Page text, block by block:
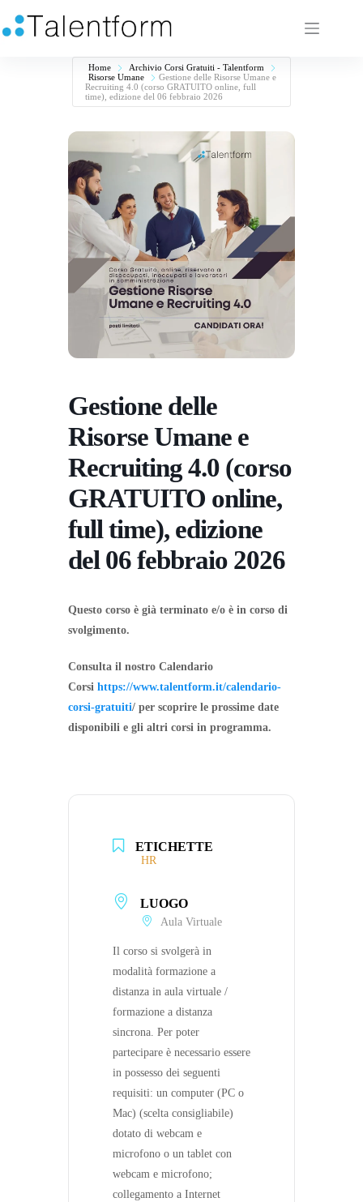
Home
Archivio Corsi Gratuiti - Talentform
Risorse Umane
Gestione delle Risorse Umane e
Recruiting 4.0 (corso GRATUITO online, full
time), edizione del 06 febbraio 2026
Gestione delle
Risorse Umane e
Recruiting 4.0 (corso
GRATUITO online,
full time), edizione
del 06 febbraio 2026
Questo corso è già terminato e/o è in corso di
svolgimento.
Consulta il nostro Calendario
Corsi https://www.talentform.it/calendario-
corsi-gratuiti/ per scoprire le prossime date
disponibili e gli altri corsi in programma.
ETICHETTE
HR
LUOGO
Aula Virtuale
Il corso si svolgerà in
modalità formazione a
distanza in aula virtuale /
formazione a distanza
sincrona. Per poter
partecipare è necessario essere
in possesso dei seguenti
requisiti: un computer (PC o
Mac) (scelta consigliabile)
dotato di webcam e
microfono o un tablet con
webcam e microfono;
collegamento a Internet